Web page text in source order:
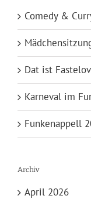
Comedy &
Dat ist
Karneval im
Funkenappell
Archiv
April 2026